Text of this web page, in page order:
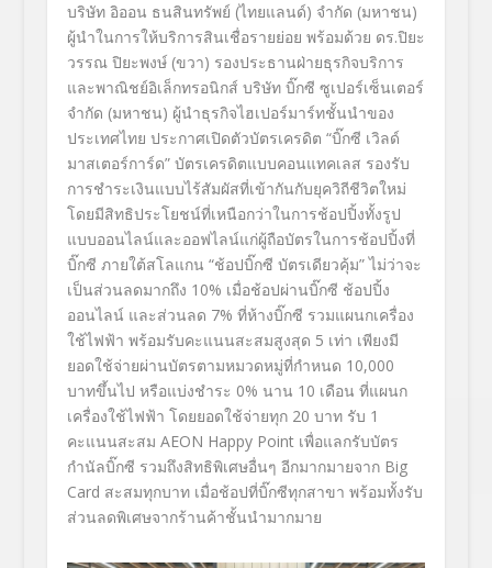
บริษัท อิออน ธนสินทรัพย์ (ไทยแลนด์) จำกัด (มหาชน)
ผู้นำในการให้บริการสินเชื่อรายย่อย พร้อมด้วย ดร.ปิยะ
วรรณ ปิยะพงษ์ (ขวา) รองประธานฝ่ายธุรกิจบริการ
และพาณิชย์อิเล็กทรอนิกส์ บริษัท บิ๊กซี ซูเปอร์เซ็นเตอร์
จำกัด (มหาชน) ผู้นำธุรกิจไฮเปอร์มาร์ทชั้นนำของ
ประเทศไทย ประกาศเปิดตัวบัตรเครดิต “บิ๊กซี เวิลด์
มาสเตอร์การ์ด” บัตรเครดิตแบบคอนแทคเลส รองรับ
การชำระเงินแบบไร้สัมผัสที่เข้ากันกับยุควิถีชีวิตใหม่
โดยมีสิทธิประโยชน์ที่เหนือกว่าในการช้อปปิ้งทั้งรูป
แบบออนไลน์และออฟไลน์แก่ผู้ถือบัตรในการช้อปปิ้งที่
บิ๊กซี ภายใต้สโลแกน “ช้อปบิ๊กซี บัตรเดียวคุ้ม” ไม่ว่าจะ
เป็นส่วนลดมากถึง 10% เมื่อช้อปผ่านบิ๊กซี ช้อปปิ้ง
ออนไลน์ และส่วนลด 7% ที่ห้างบิ๊กซี รวมแผนกเครื่อง
ใช้ไฟฟ้า พร้อมรับคะแนนสะสมสูงสุด 5 เท่า เพียงมี
ยอดใช้จ่ายผ่านบัตรตามหมวดหมู่ที่กำหนด 10,000
บาทขึ้นไป หรือแบ่งชำระ 0% นาน 10 เดือน ที่แผนก
เครื่องใช้ไฟฟ้า โดยยอดใช้จ่ายทุก 20 บาท รับ 1
คะแนนสะสม AEON Happy Point เพื่อแลกรับบัตร
กำนัลบิ๊กซี รวมถึงสิทธิพิเศษอื่นๆ อีกมากมายจาก Big
Card สะสมทุกบาท เมื่อช้อปที่บิ๊กซีทุกสาขา พร้อมทั้งรับ
ส่วนลดพิเศษจากร้านค้าชั้นนำมากมาย